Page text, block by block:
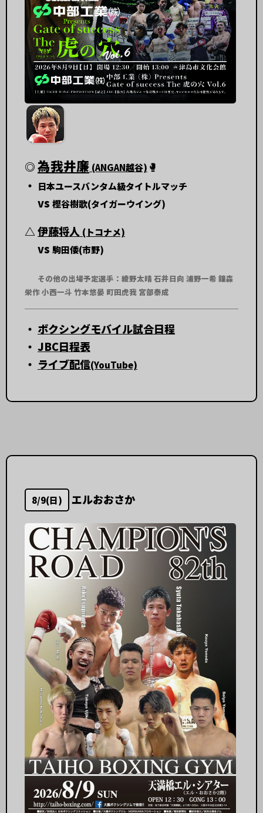
◎為我井廉 (ANGAN越谷) 🥊
・ 日本ユースバンタム級タイトルマッチ
vs 樫谷樹歌(タイガーウイング)
△伊藤将人 (トコナメ)
vs 駒田倭(市野)
その他の出場予定選手：綾野太晴 石井日向 浦野一希 鐘森
栄作 小西一斗 竹本悠晏 町田虎我 宮部泰成
・ ボクシングモバイル試合日程
・ JBC日程表
・ ライブ配信(YouTube)
8/9(日) エルおおさか